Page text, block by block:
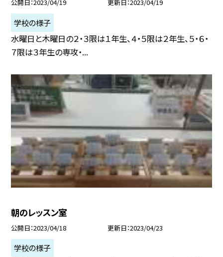
公開日 2023/04/19 更新日 2023/04/19
学校の様子
水曜日と木曜日の２・３限は１年生、４・５限は２年生、５・６・
７限は３年生の専攻・...
朝のレッスン室
公開日 2023/04/18 更新日 2023/04/23
学校の様子